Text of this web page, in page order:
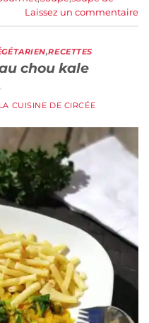
Laissez un commentaire
,RECETTES
chou kale
LA CUISINE DE CIRCÉE